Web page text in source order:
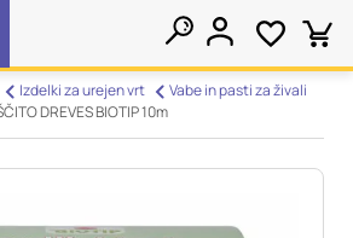
Izdelki za urejen vrt
Vabe in pasti za živali
DREVES BIOTIP 10m
brskalnika, večinoma v obliki